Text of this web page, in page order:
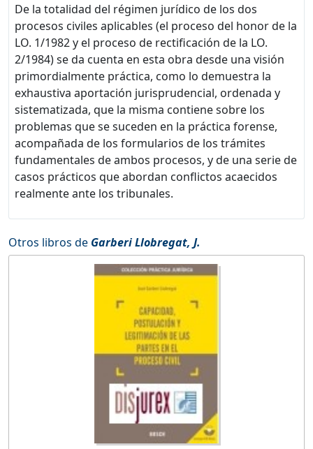
De la totalidad del régimen jurídico de los dos
procesos civiles aplicables (el proceso del honor de la
LO. 1/1982 y el proceso de rectificación de la LO.
2/1984) se da cuenta en esta obra desde una visión
primordialmente práctica, como lo demuestra la
exhaustiva aportación jurisprudencial, ordenada y
sistematizada, que la misma contiene sobre los
problemas que se suceden en la práctica forense,
acompañada de los formularios de los trámites
fundamentales de ambos procesos, y de una serie de
casos prácticos que abordan conflictos acaecidos
realmente ante los tribunales.
Otros libros de Garberi Llobregat, J.